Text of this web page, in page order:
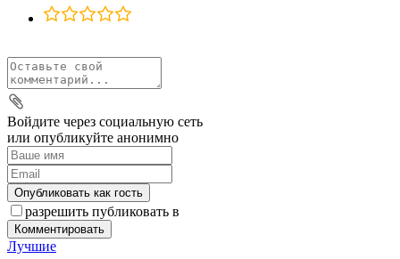
Лучшие
Никто ещё не оставил комментариев, станьте первым.